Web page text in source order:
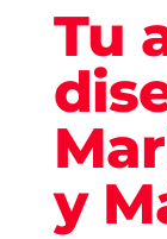
Tu
y